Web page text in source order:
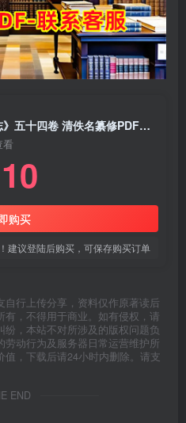
四川省凉山州《嘉庆宁远府志》五十四卷 清佚名纂修PDF电子版地方志下载
看
10
购买
建议登陆后购买，可保存购买订单
行上传分享，资料仅作原著读后
，不得用于商业。如有侵权，请
，本站不对所涉及的版权问题负
动行为及服务器日常运营维护所
，下载后请24小时内删除。请支
END